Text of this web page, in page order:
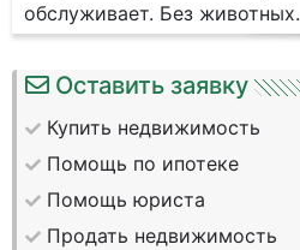
обслуживает. Без животных.
Оставить заявку
Купить недвижимость
Помощь по ипотеке
Помощь юриста
Продать недвижимость